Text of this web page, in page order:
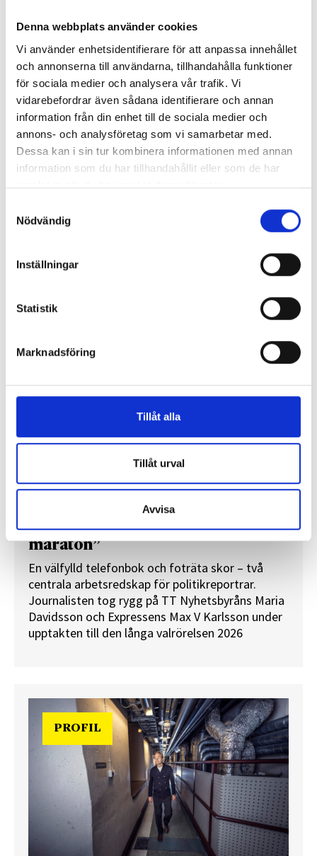
Denna webbplats använder cookies
Vi använder enhetsidentifierare för att anpassa innehållet
och annonserna till användarna, tillhandahålla funktioner
för sociala medier och analysera vår trafik. Vi
vidarebefordrar även sådana identifierare och annan
information från din enhet till de sociala medier och
annons- och analysföretag som vi samarbetar med.
Dessa kan i sin tur kombinera informationen med annan
information som du har tillhandahållit eller som de har
samlat in när du har använt deras tjänster.
Nödvändig
Inställningar
Statistik
Marknadsföring
Tillåt alla
Tillåt urval
Avvisa
chefredaktörerna
REPORTAGE
”Valåret känns som att sprinta ett
maraton”
En välfylld telefonbok och foträta skor – två
centrala arbetsredskap för politikreportrar.
Journalisten tog rygg på TT Nyhetsbyråns Maria
Davidsson och Expressens Max V Karlsson under
upptakten till den långa valrörelsen 2026
PROFIL